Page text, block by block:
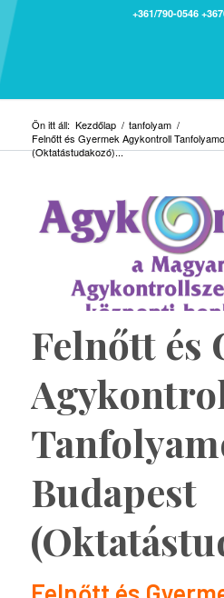
+361/790-0546
Ön itt áll: Kezdőlap / tanfolyam /
Felnőtt és Gyermek Agykontroll
(Oktatástudakozó)...
Felnőtt és
Budapest